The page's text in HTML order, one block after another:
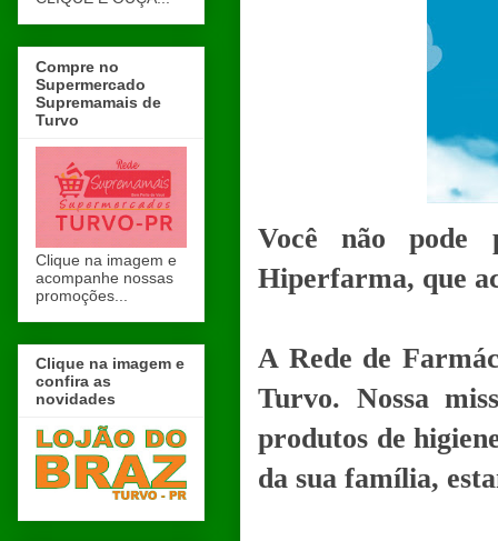
Você não pode
Hiperfarma, que
A Rede de
Turvo. Nossa
produtos de
da sua família,
Compre no
Supermercado
Supremamais de
Turvo
Clique na imagem e
acompanhe nossas
promoções...
Clique na imagem e
confira as
novidades